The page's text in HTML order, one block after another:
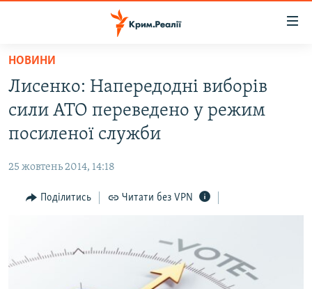
Перейти
основного
матеріалу
до
основної
Перейти
ВІДЕО ТА ФОТО
БЛОГИ
ПОГЛЯД
ВСЕ ЗА ДЕНЬ
НОВИНИ
Лисенко: Напередодні виборів
сили АТО переведено у режим
посиленої служби
25 жовтень 2014, 14:18
Поділитись Читати без VPN